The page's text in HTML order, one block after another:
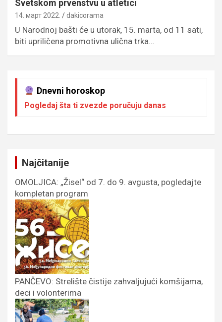
Svetskom prvenstvu u atletici
14. март 2022. dakicorama
U Narodnoj bašti će u utorak, 15. marta, od 11 sati,
biti upriličena promotivna ulična trka…
Dnevni horoskop
Pogledaj šta ti zvezde poručuju danas
Najčitanije
OMOLJICA: „Žisel“ od 7. do 9. avgusta, pogledajte
kompletan program
PANČEVO: Strelište čistije zahvaljujući komšijama,
deci i volonterima